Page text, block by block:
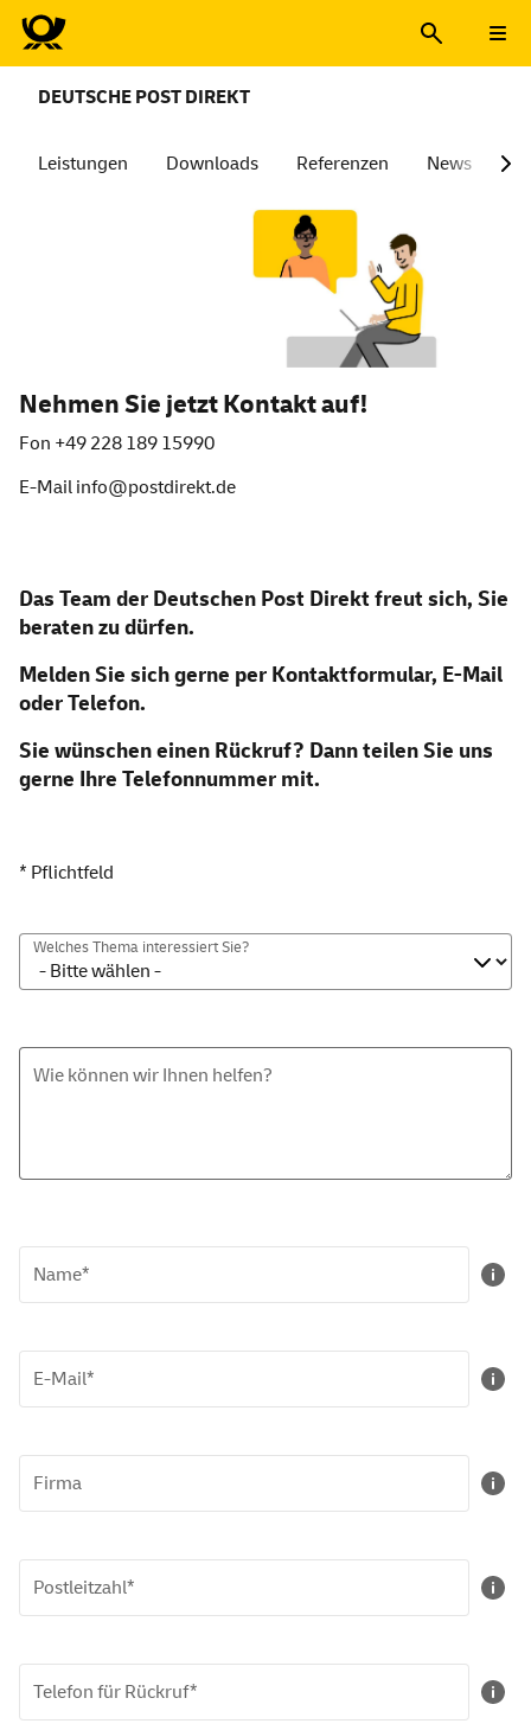
DEUTSCHE POST DIREKT
Leistungen Downloads Referenzen News
Deutsche Post Direkt |
Nehmen Sie jetzt Kontakt auf!
Fon +49 228 189 15990
E-Mail info@postdirekt.de
Das Team der Deutschen Post Direkt freut sich, Sie
beraten zu dürfen.
Melden Sie sich gerne per Kontaktformular, E-Mail
oder Telefon.
Sie wünschen einen Rückruf? Dann teilen Sie uns
gerne Ihre Telefonnummer mit.
* Pflichtfeld
Welches Thema interessiert Sie?
Wie können wir Ihnen helfen?
Name*
E-Mail*
Firma
Postleitzahl*
Telefon für Rückruf*